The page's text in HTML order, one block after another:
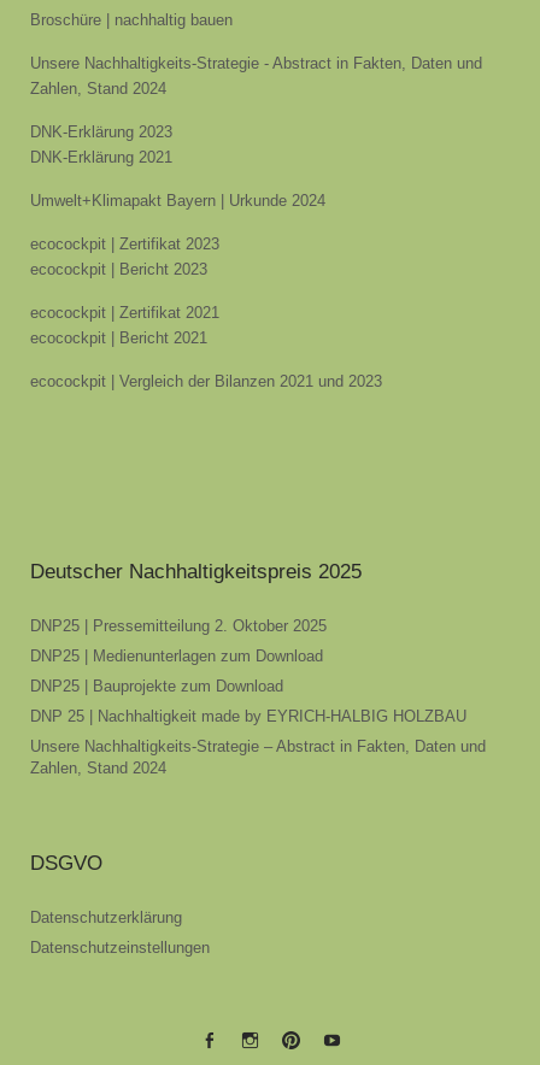
Broschüre | nachhaltig bauen
Unsere Nachhaltigkeits-Strategie - Abstract in Fakten, Daten und
Zahlen, Stand 2024
DNK-Erklärung 2023
DNK-Erklärung 2021
Umwelt+Klimapakt Bayern | Urkunde 2024
ecocockpit | Zertifikat 2023
ecocockpit | Bericht 2023
ecocockpit | Zertifikat 2021
ecocockpit | Bericht 2021
ecocockpit | Vergleich der Bilanzen 2021 und 2023
Deutscher Nachhaltigkeitspreis 2025
DNP25 | Pressemitteilung 2. Oktober 2025
DNP25 | Medienunterlagen zum Download
DNP25 | Bauprojekte zum Download
DNP 25 | Nachhaltigkeit made by EYRICH-HALBIG HOLZBAU
Unsere Nachhaltigkeits-Strategie – Abstract in Fakten, Daten und
Zahlen, Stand 2024
DSGVO
Datenschutzerklärung
Datenschutzeinstellungen